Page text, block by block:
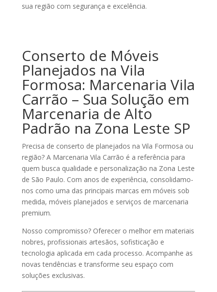
sua região com segurança e excelência.
Conserto de Móveis
Planejados na Vila
Formosa: Marcenaria Vila
Carrão – Sua Solução em
Marcenaria de Alto
Padrão na Zona Leste SP
Precisa de conserto de planejados na Vila Formosa ou
região? A Marcenaria Vila Carrão é a referência para
quem busca qualidade e personalização na Zona Leste
de São Paulo. Com anos de experiência, consolidamo-
nos como uma das principais marcas em móveis sob
medida, móveis planejados e serviços de marcenaria
premium.
Nosso compromisso? Oferecer o melhor em materiais
nobres, profissionais artesãos, sofisticação e
tecnologia aplicada em cada processo. Acompanhe as
novas tendências e transforme seu espaço com
soluções exclusivas.